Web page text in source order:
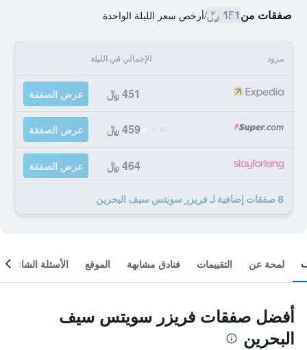
صفقات من451 ﷼ /أرخص سعر الليلة الواحدة
مزود الإجمالي في الليلة
451 ﷼ عرض الصفقة
459 ﷼ عرض الصفقة
464 ﷼ عرض الصفقة
8 صفقات إضافية لـ فريزر سويتس سيف البحرين
لمحة عن التقييمات فنادق مشابهة الموقع الأسئلة الشائعة
أفضل صفقات فريزر سويتس سيف
البحرين